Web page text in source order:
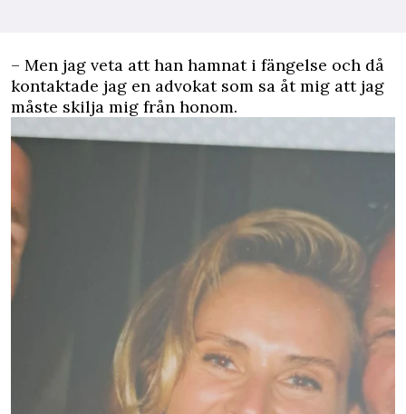
– Men jag veta att han hamnat i fängelse och då
kontaktade jag en advokat som sa åt mig att jag
måste skilja mig från honom.